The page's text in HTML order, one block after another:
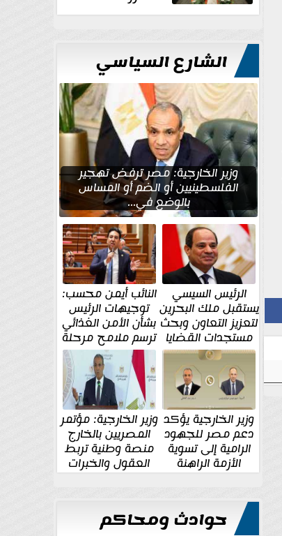
والخطة
للتعميرالشارع السياسي
وزير الخارجية: مصر ترفض تهجير
الفلسطينيين أو الضم أو المساس
بالوضع في...
الرئيس السيسي
يستقبل ملك البحرين
لتعزيز التعاون وبحث
مستجدات القضايا
الإقليمية والدولية
النائب أيمن محسب:
توجيهات الرئيس
بشأن الأمن الغذائي
ترسم ملامح مرحلة
جديدة
وزير الخارجية يؤكد
دعم مصر للجهود
الرامية إلى تسوية
الأزمة الراهنة
وزير الخارجية: مؤتمر
المصريين بالخارج
منصة وطنية تربط
العقول والخبرات
المصرية بالدولة
حوادث ومحاكم